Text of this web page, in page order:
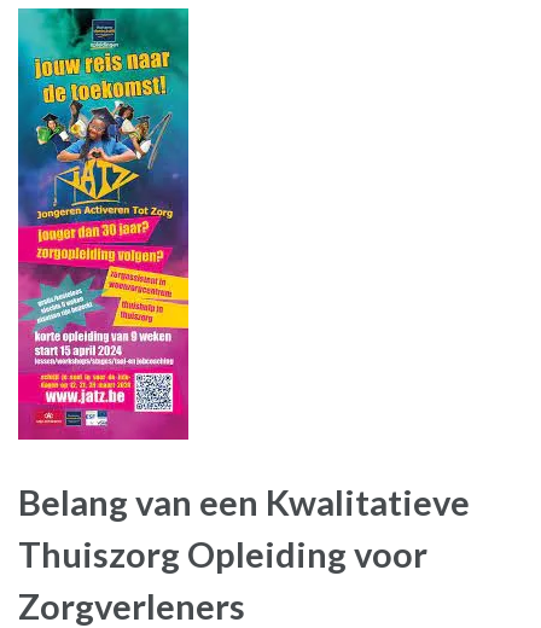
Belang van een Kwalitatieve
Thuiszorg Opleiding voor
Zorgverleners